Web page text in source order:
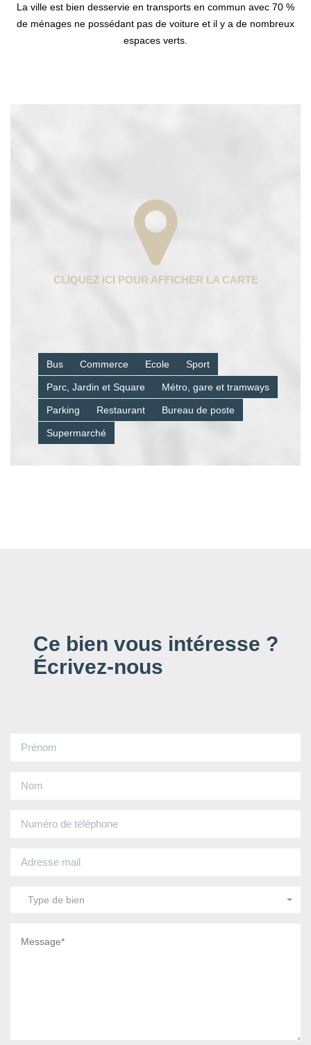
La ville est bien desservie en transports en commun avec 70 %
de ménages ne possédant pas de voiture et il y a de nombreux
espaces verts.
Bus Commerce Ecole Sport
Parc, Jardin et Square Métro, gare et tramways
Parking Restaurant Bureau de poste
Supermarché
Ce bien vous intéresse ?
Écrivez-nous
Type de bien